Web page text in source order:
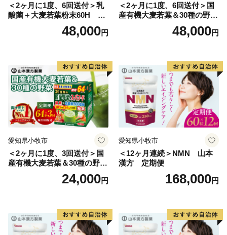
＜2ヶ月に1度、6回送付＞乳
酸菌＋大麦若葉粉末60H 山
48,000円
＜2ヶ月に1度、6回送付＞国
産有機大麦若葉＆30種の野
菜 山本漢方 定期便
48,000円
愛知県小牧市
＜2ヶ月に1度、3回送付＞国
産有機大麦若葉＆30種の野
菜 山本漢方 定期便
24,000円
愛知県小牧市
＜12ヶ月連続＞NMN 山本
漢方 定期便
168,000円